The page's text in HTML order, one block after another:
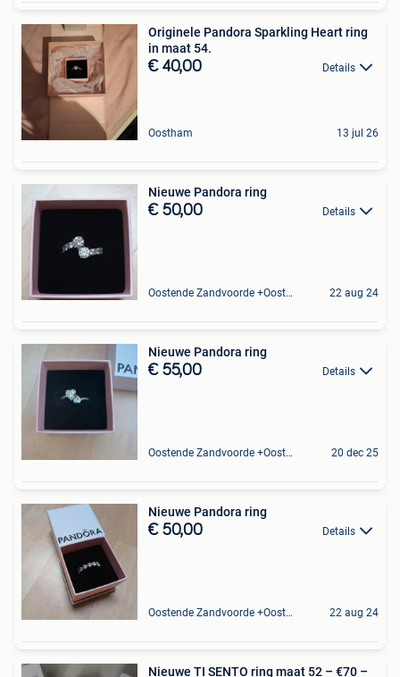
Originele Pandora Sparkling Heart ring
in maat 54.
€ 40,00 Details
Oostham 13 jul 26
Nieuwe Pandora ring
€ 50,00 Details
Oostende Zandvoorde +Oostende 22 aug 24
Nieuwe Pandora ring
€ 55,00 Details
Oostende Zandvoorde +Oostende 20 dec 25
Nieuwe Pandora ring
€ 50,00 Details
Oostende Zandvoorde +Oostende 22 aug 24
Nieuwe TI SENTO ring maat 52 – €70 –